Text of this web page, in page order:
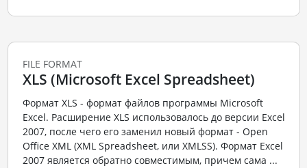
FILE FORMAT
XLS (Microsoft Excel Spreadsheet)
Формат XLS - формат файлов программы Microsoft
Excel. Расширение XLS использовалось до версии Excel
2007, после чего его заменил новый формат - Open
Office XML (XML Spreadsheet, или XMLSS). Формат Excel
2007 является обратно совместимым, причем сама ...